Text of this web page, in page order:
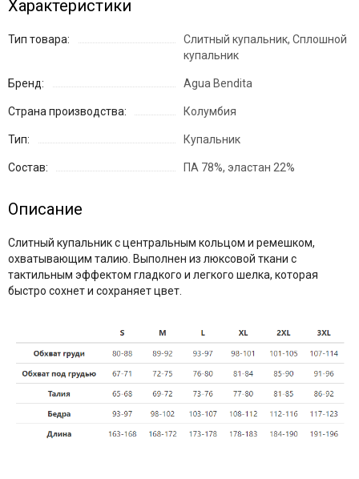
Характеристики
Тип товара:
Слитный купальник, Сплошной
купальник
Бренд: Agua Bendita
Страна производства: Колумбия
Тип: Купальник
Состав: ПА 78%, эластан 22%
Описание
Слитный купальник с центральным кольцом и ремешком,
охватывающим талию. Выполнен из люксовой ткани с
тактильным эффектом гладкого и легкого шелка, которая
быстро сохнет и сохраняет цвет.